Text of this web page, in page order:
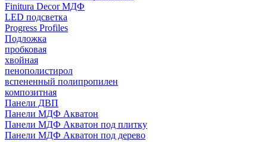
Finitura Decor МДФ
LED подсветка
Progress Profiles
Подложка
пробковая
хвойная
пенополистирол
вспененный полипропилен
композитная
Панели ДВП
Панели МДФ Акватон
Панели МДФ Акватон под плитку
Панели МДФ Акватон под дерево